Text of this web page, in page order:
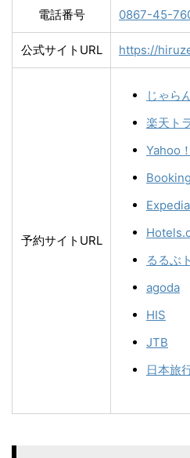
電話番号 0867-45-
公式サイトURL https://
予約サイトURL
じゃら
楽天ト
Yahoo
Expedia
るるぶ
agoda
HIS
JTB
日本旅